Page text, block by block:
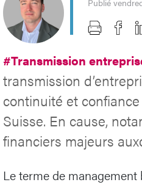
#Transmission
transmission
continuité et
Suisse. En cause,
financiers majeurs
Le terme de